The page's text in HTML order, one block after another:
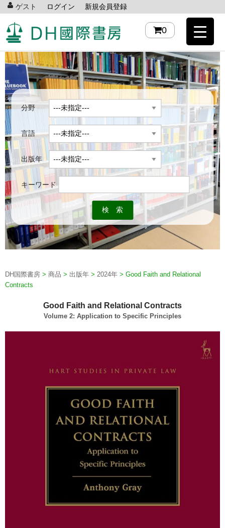
ゲスト ログイン 新規会員登録
0
分野
言語
出版年
キーワード
DH国際書房 > 商品 > 出版年 > 2024年 > Good Faith and Relational
Contracts
Good Faith and Relational Contracts
Volume 2: Application to Specific Principles